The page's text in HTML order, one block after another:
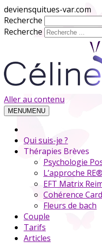
deviensquitues-var.com
Recherche
Recherche
Aller au contenu
MENUMENU
Qui suis-je ?
Thérapies Brèves
Psychologie
L’approche RE®
EFT Matrix
Cohérence
Fleurs de bach
Couple
Tarifs
Articles